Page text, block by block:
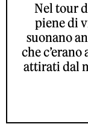
Nel tour
piene di
suonano
che c’erano
attirati dal